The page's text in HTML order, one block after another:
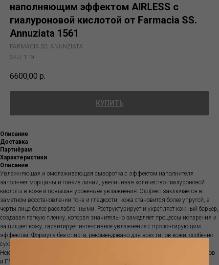
наполняющим эффектом AIRLESS с
гиалуроновой кислотой от Farmacia SS.
Annuziata 1561
FARMACIA SS. ANUNZIATA
SKU: 119
6600,00 р.
КУПИТЬ
Описание
Доставка
Партнёрам
Характеристики
Описание
Увлажняющая и омолаживающая сыворотка с эффектом наполнителя
заполняет морщины и тонкие линии, увеличивая количество гиалуроновой
кислоты в коже и повышая уровень ее увлажнения. Эффект заключается в
заметном восстановлении тона и гладкости: кожа становится более упругой, а
черты лица более расслабленными. Реструктурирует и укрепляет кожный барьер,
создавая легкую пленку, которая значительно замедляет процессы испарения и
защищает кожу, гарантирует интенсивное увлажнение с пролонгирующим
эффектом. Формула без спирта, рекомендовано для всех типов кожи, особенно
сухой и обезвоженной.
Некомедогенно. Не вызывает угревую сыпь. Не содержит красителей, парабенов
и ГМО.